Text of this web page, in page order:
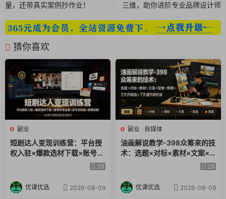
2.旅游带券账号搭建.mp4.mp4
3.如何快速涨到1千粉.mp4.mp4
4.团购券入口.mp4.mp4
5.旅游带券对标账号.mp4.mp4
6.流量与账号运营.mp4.mp4
7.拍摄和获取素材.mp4.mp4
8.利用Al生成解说文案.mp4.mp4
9.视频制作完整步骤详解.mp4.mp4
10.视频制作完整步骤下.mp4.mp4
量，还带真实案例抄作业！
三维，助你进阶专业品牌设计师
猜你喜欢
副业
短剧达人变现训练营：平台授
权入驻×爆款选材下载×账号养
号运营×多平台挂载×剪辑实操
29
优课优选 2026-08-09
副业 · 自媒体
油画解说教学-398众筹来的技
术：选题×对标×素材×文案×
配音×剪辑×2天开精选×7天通
29
优课优选 2026-08-09